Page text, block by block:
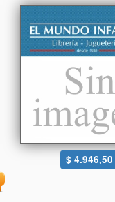
$ 4.946,50